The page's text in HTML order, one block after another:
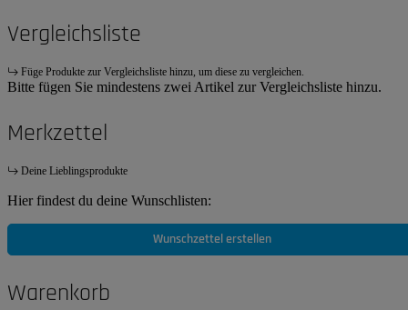
Vergleichsliste
Füge Produkte zur Vergleichsliste hinzu, um diese zu vergleichen.
Bitte fügen Sie mindestens zwei Artikel zur Vergleichsliste hinzu.
Merkzettel
Deine Lieblingsprodukte
Hier findest du deine Wunschlisten:
Wunschzettel erstellen
Warenkorb